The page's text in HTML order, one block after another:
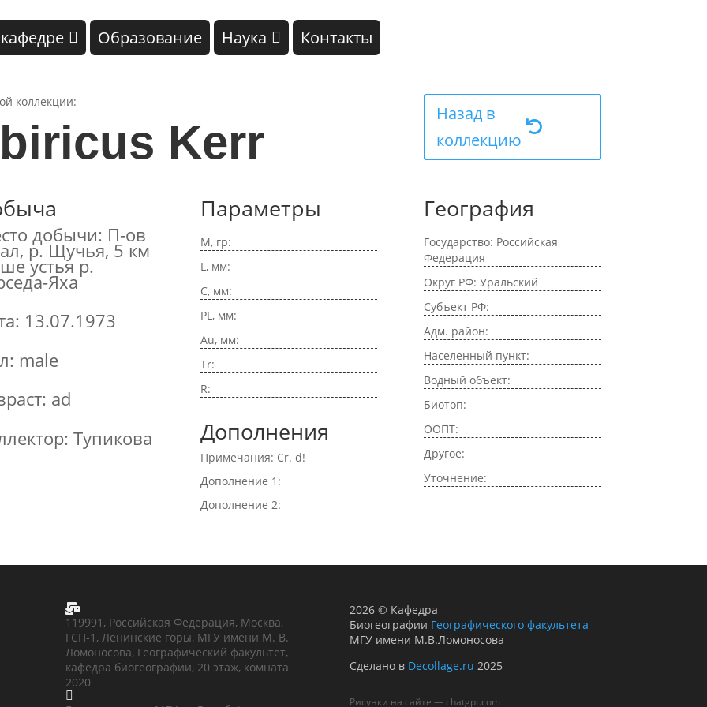
Образование Наука Контакты
коллекции:
Kerr
Назад в
коллекцию
добычи: П-ов
р. Щучья, 5 км
устья р.
Яха
13.07.1973
male
ad
Тупикова
Параметры
M, гр:
L, мм:
C, мм:
PL, мм:
Au, мм:
Tr:
R:
Дополнения
Примечания: Cr. d!
Дополнение 1:
Дополнение 2:
География
Государство: Российская
Федерация
Округ РФ: Уральский
Субъект РФ:
Адм. район:
Населенный пункт:
Водный объект:
Биотоп:
ООПТ:
Другое:
Уточнение:

119991, Российская Федерация, Москва,
ГСП-1, Ленинские горы, МГУ имени М. В.
Ломоносова, Географический факультет,
кафедра биогеографии, 20 этаж, комната
2020

2026 © Кафедра
Биогеографии Географического факультета
МГУ имени М.В.Ломоносова
Сделано в Decollage.ru 2025
Рисунки на сайте — chatgpt.com